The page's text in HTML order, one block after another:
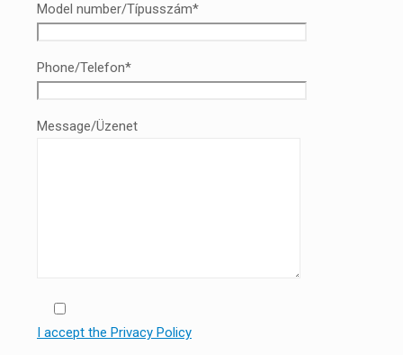
Model number/Típusszám*
Phone/Telefon*
Message/Üzenet
I accept the Privacy Policy